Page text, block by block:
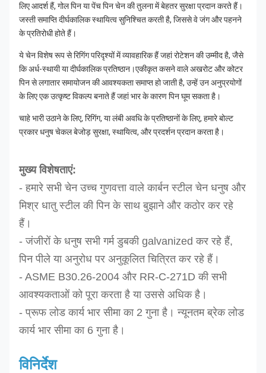
लिए आदर्श हैं, गोल पिन या पेंच पिन चेन की तुलना में बेहतर सुरक्षा प्रदान करते हैं।
जस्ती समाप्ति दीर्घकालिक स्थायित्व सुनिश्चित करती है, जिससे वे जंग और पहनने
के प्रतिरोधी होते हैं।
ये चेन विशेष रूप से रिगिंग परिदृश्यों में व्यावहारिक हैं जहां रोटेशन की उम्मीद है, जैसे
कि अर्ध-स्थायी या दीर्घकालिक प्रतिष्ठान।एकीकृत कसने वाले अखरोट और कोटर
पिन से लगातार समायोजन की आवश्यकता समाप्त हो जाती है, उन्हें उन अनुप्रयोगों
के लिए एक उत्कृष्ट विकल्प बनाते हैं जहां भार के कारण पिन घूम सकता है।
चाहे भारी उठाने के लिए, रिगिंग, या लंबी अवधि के प्रतिष्ठानों के लिए, हमारे बोल्ट
प्रकार धनुष चेकल बेजोड़ सुरक्षा, स्थायित्व, और प्रदर्शन प्रदान करता है।
मुख्य विशेषताएं:
- हमारे सभी चेन उच्च गुणवत्ता वाले कार्बन स्टील चेन धनुष और
मिश्र धातु स्टील की पिन के साथ बुझाने और कठोर कर रहे
हैं।
- जंजीरों के धनुष सभी गर्म डुबकी galvanized कर रहे हैं,
पिन पीले या अनुरोध पर अनुकूलित चित्रित कर रहे हैं।
- ASME B30.26-2004 और RR-C-271D की सभी
आवश्यकताओं को पूरा करता है या उससे अधिक है।
- प्रूफ लोड कार्य भार सीमा का 2 गुना है। न्यूनतम ब्रेक लोड
कार्य भार सीमा का 6 गुना है।
विनिर्देश